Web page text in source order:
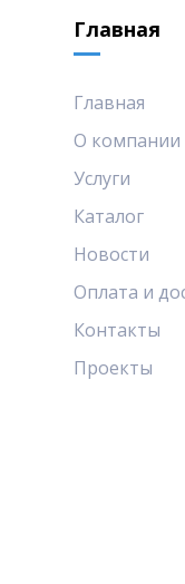
Главная
Главная
О компании
Услуги
Каталог
Новости
Оплата и
Контакты
Проекты